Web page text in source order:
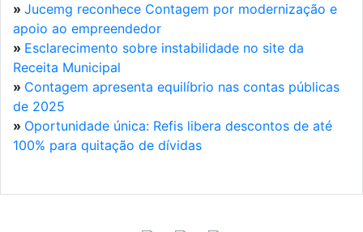
» Jucemg reconhece Contagem por modernização e
apoio ao empreendedor
» Esclarecimento sobre instabilidade no site da
Receita Municipal
» Contagem apresenta equilíbrio nas contas públicas
de 2025
» Oportunidade única: Refis libera descontos de até
100% para quitação de dívidas